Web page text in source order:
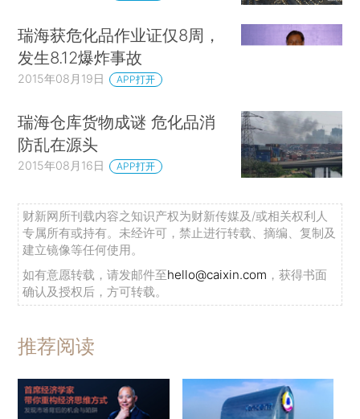
瑞海获危化品作业证仅8周，
发生8.12爆炸事故
2015年08月19日 APP打开
瑞海仓库货物成谜 危化品消
防乱在源头
2015年08月16日 APP打开
财新网所刊载内容之知识产权为财新传媒及/或相关权利人
专属所有或持有。未经许可，禁止进行转载、摘编、复制及
建立镜像等任何使用。
如有意愿转载，请发邮件至hello@caixin.com ，获得书面
确认及授权后，方可转载。
推荐阅读